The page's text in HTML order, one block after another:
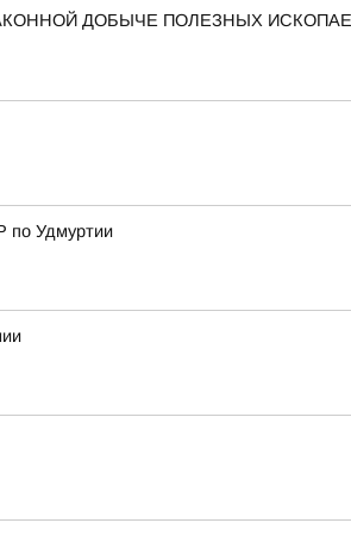
ДОБЫЧЕ ПОЛЕЗНЫХ
по Удмуртии